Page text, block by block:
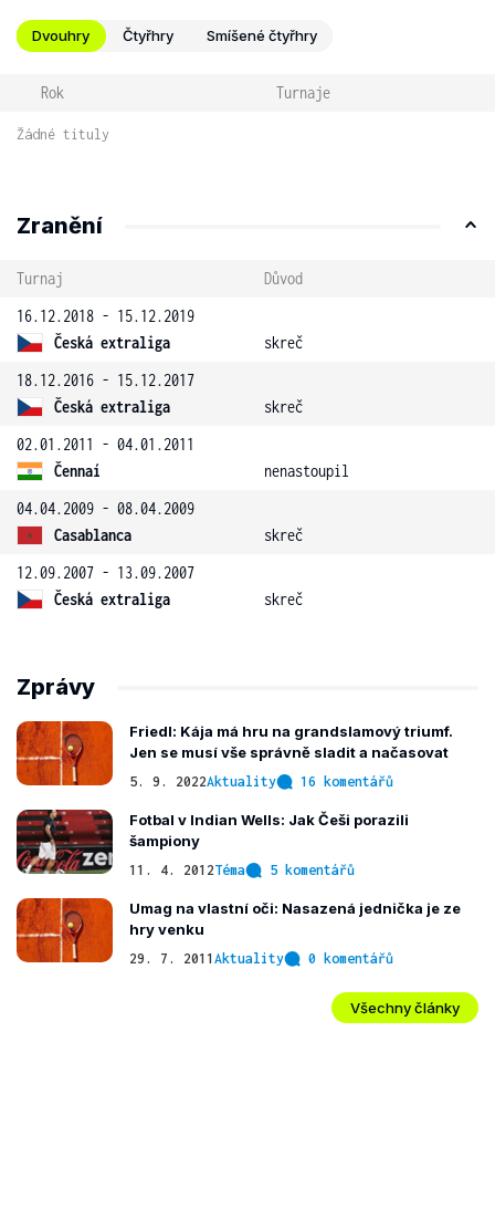
Dvouhry Čtyřhry Smíšené čtyřhry
Rok Turnaje
Žádné tituly
Zranění
Turnaj
Důvod
16.12.2018 - 15.12.2019
Česká extraliga
skreč
18.12.2016 - 15.12.2017
Česká extraliga
skreč
02.01.2011 - 04.01.2011
Čennaí
nenastoupil
04.04.2009 - 08.04.2009
Casablanca
skreč
12.09.2007 - 13.09.2007
Česká extraliga
skreč
Zprávy
Friedl: Kája má hru na grandslamový triumf.
Jen se musí vše správně sladit a načasovat
5. 9. 2022Aktuality 16 komentářů
Fotbal v Indian Wells: Jak Češi porazili
šampiony
11. 4. 2012Téma 5 komentářů
Umag na vlastní oči: Nasazená jednička je ze
hry venku
29. 7. 2011Aktuality 0 komentářů
Všechny články